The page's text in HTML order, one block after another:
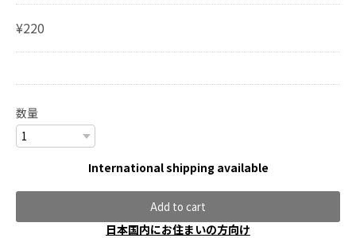
¥220
数量
International shipping available
Add to cart
日本国内にお住まいの方向け